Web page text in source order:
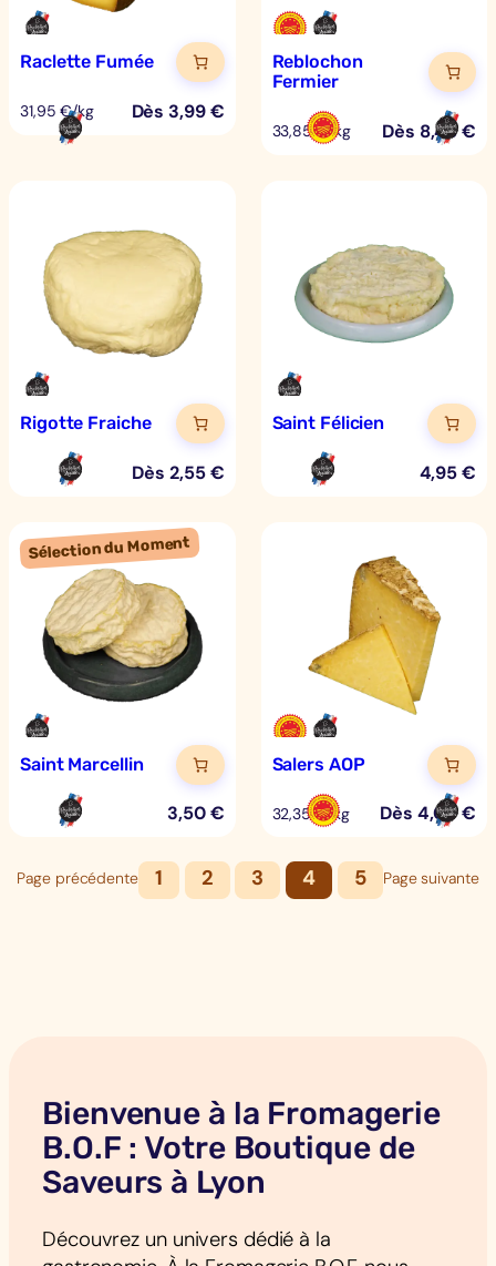
Raclette Fumée
31,95 €/kg Dès 3,99€
Reblochon
Fermier
33,85 €/kg Dès 8,46€
Rigotte Fraiche
Dès2,55€
Saint Félicien
4,95€
Saint Marcellin
3,50€
Salers AOP
32,35 €/kg Dès 4,04€
Page précédente 1 2 3 4 5 Page suivante
Bienvenue à la Fromagerie
B.O.F : Votre Boutique de
Saveurs à Lyon
Découvrez un univers dédié à la